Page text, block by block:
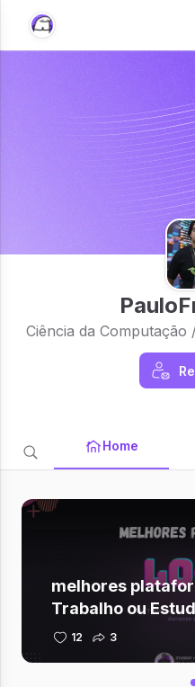
Ciência da
Home
melhores
Trabalho ou
importância
12 3